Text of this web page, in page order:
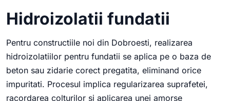
Hidroizolatii fundatii
Pentru constructiile noi din Dobroesti, realizarea
hidroizolatiilor pentru fundatii se aplica pe o baza de
beton sau zidarie corect pregatita, eliminand orice
impuritati. Procesul implica regularizarea suprafetei,
racordarea colturilor si aplicarea unei amorse